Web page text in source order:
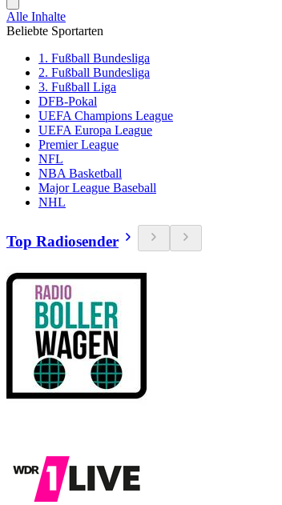
Alle Inhalte
Beliebte Sportarten
1. Fußball Bundesliga
2. Fußball Bundesliga
3. Fußball Liga
DFB-Pokal
UEFA Champions League
UEFA Europa League
Premier League
NFL
NBA Basketball
Major League Baseball
NHL
Top Radiosender